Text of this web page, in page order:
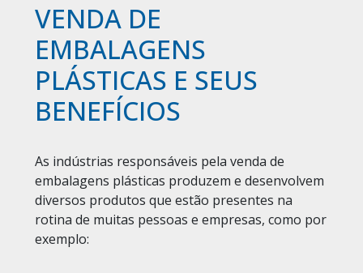
VENDA DE
EMBALAGENS
PLÁSTICAS E SEUS
BENEFÍCIOS
As indústrias responsáveis pela venda de
embalagens plásticas produzem e desenvolvem
diversos produtos que estão presentes na
rotina de muitas pessoas e empresas, como por
exemplo: